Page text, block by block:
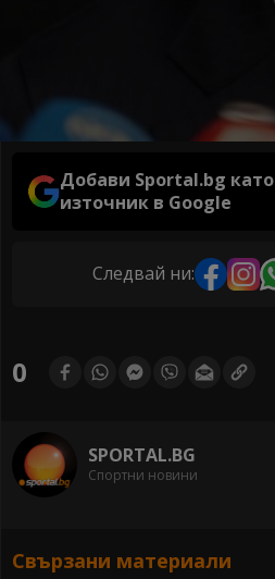
Добави Sportal.bg
източник в Google
Следвай ни:
0
SPORTAL.BG
Спортни новини
Свързани материали